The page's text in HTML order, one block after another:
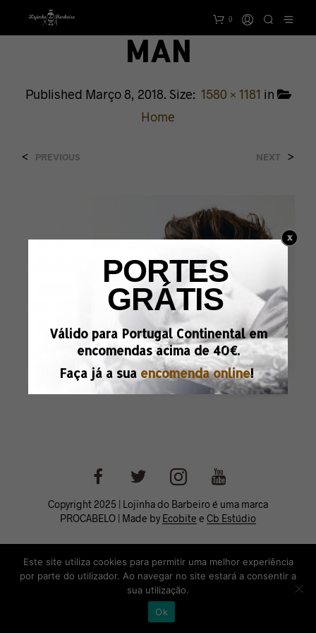
0
MAN
Published Março 8, 2018. Size: 1580 × 1181 in
Home
< PREVIOUS NEXT >
Copyright 2025 | Lojinha do Barbeiro é uma marca
PROCABELO | Made by Ecobite e Cb Estúdio
Este site utiliza cookies para permitir uma melhor experiência
por parte do utilizador. Ao navegar no site estará a consentir a
sua utilização.
Ok
PORTES
GRÁTIS
Válido para Portugal Continental em
encomendas acima de 40€.
Faça já a sua encomenda online!